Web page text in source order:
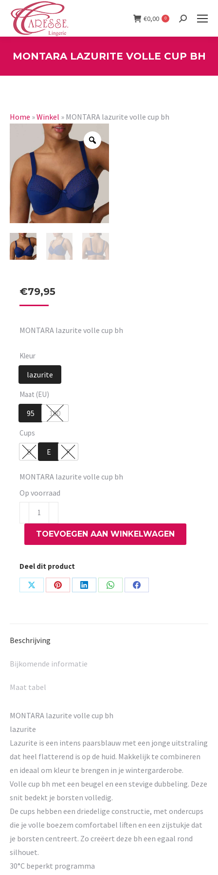
€0,00 0 Search:
MONTARA LAZURITE VOLLE CUP BH
Home »Winkel » MONTARA lazurite volle cup bh
€79,95
MONTARA lazurite volle cup bh
Kleur
lazurite
Maat (EU)
95 100
Cups
D E F
MONTARA lazurite volle cup bh
Op voorraad
MONTARA
lazurite
bh
aantal
TOEVOEGEN AAN WINKELWAGEN
Deel dit product
Share
Share
Share
Share
Share
Beschrijving
Bijkomende informatie
Maat tabel
MONTARA lazurite volle cup bh
lazurite
Lazurite is een intens paarsblauw met een jonge uitstraling
dat heel flatterend is op de huid. Makkelijk te combineren
en ideaal om kleur te brengen in je wintergarderobe.
Volle cup bh met een beugel en een stevige dubbeling. Deze
snit bedekt je borsten volledig.
De cups hebben een driedelige constructie, met ondercups
die je volle boezem comfortabel liften en een zijstukje dat
je borsten centreert. Zo creëert deze bh een egaal rond
silhouet.
30°C beperkt programma